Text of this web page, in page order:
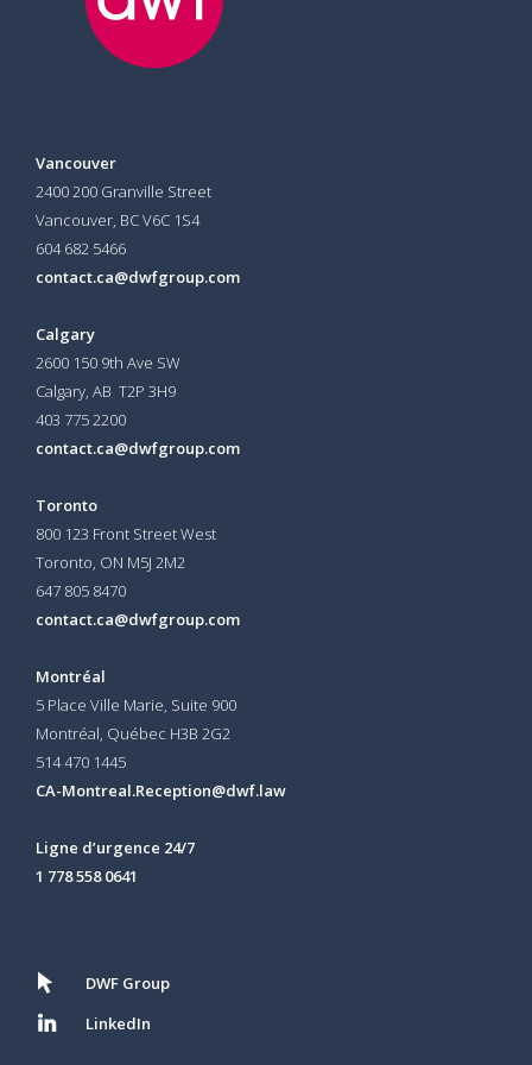
Vancouver
2400 200 Granville Street
Vancouver, BC V6C 1S4
604 682 5466
contact.ca@dwfgroup.com
Calgary
2600 150 9th Ave SW
Calgary, AB T2P 3H9
403 775 2200
contact.ca@dwfgroup.com
Toronto
800 123 Front Street West
Toronto, ON M5J 2M2
647 805 8470
contact.ca@dwfgroup.com
Montréal
5 Place Ville Marie, Suite 900
Montréal, Québec H3B 2G2
514 470 1445
CA-Montreal.Reception@dwf.law
Ligne d’urgence 24/7
1 778 558 0641
DWF Group
LinkedIn